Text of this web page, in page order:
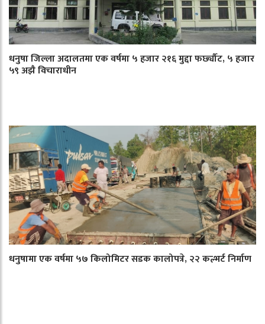
धनुषा जिल्ला अदालतमा एक वर्षमा ५ हजार २१६ मुद्दा फर्छ्यौट, ५ हजार
५९ अझै विचाराधीन
धनुषामा एक वर्षमा ५७ किलोमिटर सडक कालोपत्रे, २२ कल्भर्ट निर्माण